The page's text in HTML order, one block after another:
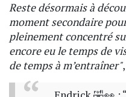
Reste désormais à
moment secondaire
pleinement concentré
encore eu le temps de
de temps à m’entraîner"